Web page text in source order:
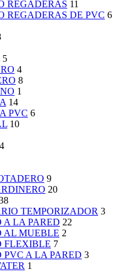
REGADERAS 11
REGADERAS DE PVC 6
5
4
8
1
14
PVC 6
10
4
9
20
TEMPORIZADOR 3
A LA PARED 22
AL MUEBLE 2
FLEXIBLE 7
A LA PARED 3
1